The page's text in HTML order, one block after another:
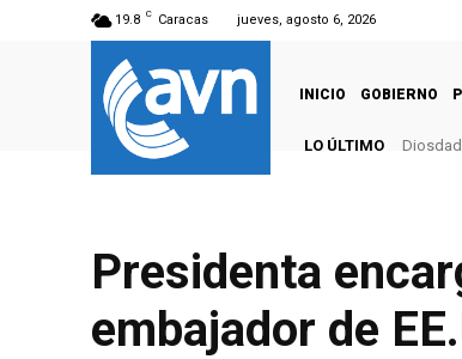
19.8 C Caracas jueves, agosto 6, 2026
INICIO GOBIERNO
LO ÚLTIMO
Presidenta
embajador de